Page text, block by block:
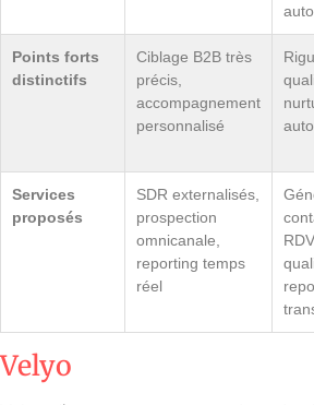
Points forts
distinctifs
Ciblage B2B très
précis,
accompagnement
personnalisé
Services
proposés
SDR externalisés,
prospection
omnicanale,
reporting temps
réel
RDV
Velyo